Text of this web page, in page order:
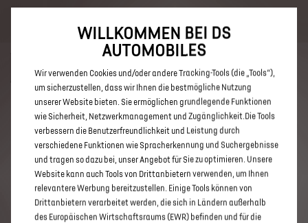
Hybride. Mehr erfahren >>
ENTDECKEN SIE ALLE ANGEBOTE
IN DELMENHORST
WILLKOMMEN BEI DS
AUTOMOBILES
Wir verwenden Cookies und/oder andere Tracking-Tools (die „Tools“),
um sicherzustellen, dass wir Ihnen die bestmögliche Nutzung
unserer Website bieten. Sie ermöglichen grundlegende Funktionen
wie Sicherheit, Netzwerkmanagement und Zugänglichkeit.Die Tools
verbessern die Benutzerfreundlichkeit und Leistung durch
verschiedene Funktionen wie Spracherkennung und Suchergebnisse
und tragen so dazu bei, unser Angebot für Sie zu optimieren. Unsere
Website kann auch Tools von Drittanbietern verwenden, um Ihnen
relevantere Werbung bereitzustellen. Einige Tools können von
Drittanbietern verarbeitet werden, die sich in Ländern außerhalb
des Europäischen Wirtschaftsraums (EWR) befinden und für die